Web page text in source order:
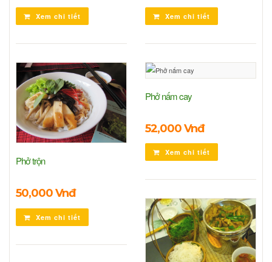
Xem chi tiết Xem chi tiết
Phở trộn
50,000 Vnđ
Xem chi tiết
Phở nấm cay
52,000 Vnđ
Xem chi tiết